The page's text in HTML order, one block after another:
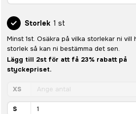
Storlek 1 st
Minst 1st. Osäkra på vilka storlekar ni
storlek så kan ni bestämma det sen.
Lägg till 2st för att få 23% rabatt på
styckepriset.
XS
S